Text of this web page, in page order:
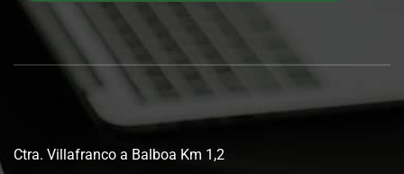
Ctra. Villafranco a Balboa Km 1,2